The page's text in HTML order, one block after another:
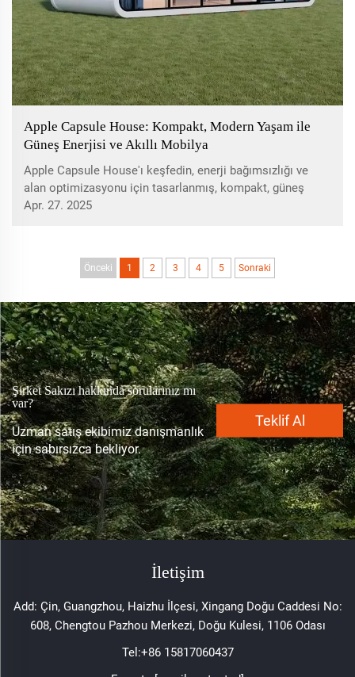
Apple Capsule House: Kompakt, Modern Yaşam ile
Güneş Enerjisi ve Akıllı Mobilya
Apple Capsule House'ı keşfedin, enerji bağımsızlığı ve
alan optimizasyonu için tasarlanmış, kompakt, güneş
enerjili yaşamda bir devrim. Maliyet-etkin prefabrik
teknolojiye kadar her şeyi öğrenin.
Apr. 27. 2025
Önceki 1 2 3 4 5 Sonraki
Şirket Sakızı hakkında sorularınız mı
var?
Uzman satış ekibimiz danışmanlık
için sabırsızca bekliyor.
Teklif Al
İletişim
Add: Çin, Guangzhou, Haizhu İlçesi, Xingang Doğu Caddesi No:
608, Chengtou Pazhou Merkezi, Doğu Kulesi, 1106 Odası
Tel:+86 15817060437